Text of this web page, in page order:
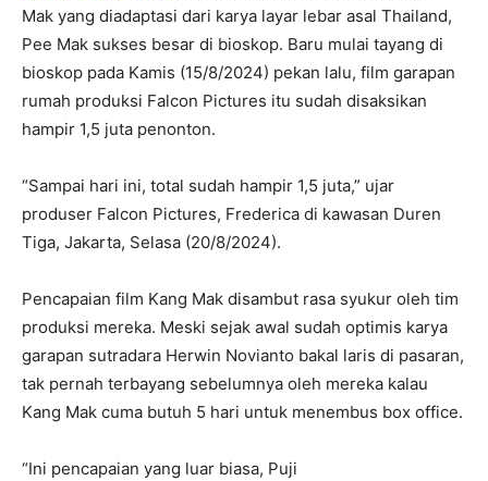
Mak yang diadaptasi dari karya layar lebar asal Thailand,
Pee Mak sukses besar di bioskop. Baru mulai tayang di
bioskop pada Kamis (15/8/2024) pekan lalu, film garapan
rumah produksi Falcon Pictures itu sudah disaksikan
hampir 1,5 juta penonton.
“Sampai hari ini, total sudah hampir 1,5 juta,” ujar
produser Falcon Pictures, Frederica di kawasan Duren
Tiga, Jakarta, Selasa (20/8/2024).
Pencapaian film Kang Mak disambut rasa syukur oleh tim
produksi mereka. Meski sejak awal sudah optimis karya
garapan sutradara Herwin Novianto bakal laris di pasaran,
tak pernah terbayang sebelumnya oleh mereka kalau
Kang Mak cuma butuh 5 hari untuk menembus box office.
“Ini pencapaian yang luar biasa, Puji